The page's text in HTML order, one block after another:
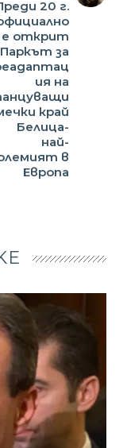
20 г.
е открит
Паркът за
ия на
край
Белица-
най-
в
Европа